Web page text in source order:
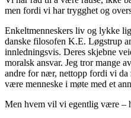
men fordi vi har trygghet og
Enkeltmenneskers liv og lykke
danske filosofen K.E. Løgstrup
innledningsvis. Deres skjebne
moralsk ansvar. Jeg tror mange
andre for nær, nettopp fordi vi da
være menneske i møte med et
Men hvem vil vi egentlig være –